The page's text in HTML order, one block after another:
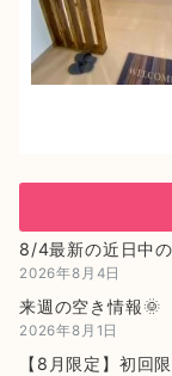
8/4最新の近日中
2026年8月4日
来週の空き情報🌞
2026年8月1日
【8月限定】初回